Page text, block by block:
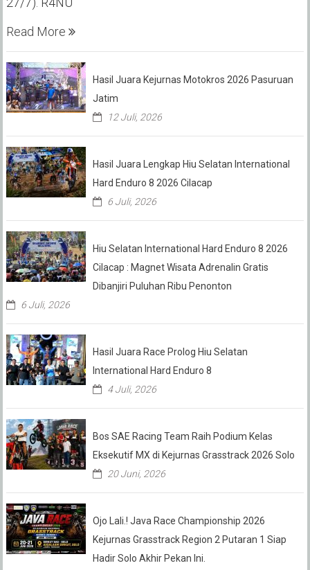
Read More
Hasil Juara Kejurnas Motokros 2026 Pasuruan
Jatim
12 Juli, 2026
Hasil Juara Lengkap Hiu Selatan International
Hard Enduro 8 2026 Cilacap
6 Juli, 2026
Hiu Selatan International Hard Enduro 8 2026
Cilacap : Magnet Wisata Adrenalin Gratis
Dibanjiri Puluhan Ribu Penonton
6 Juli, 2026
Hasil Juara Race Prolog Hiu Selatan
International Hard Enduro 8
4 Juli, 2026
Bos SAE Racing Team Raih Podium Kelas
Eksekutif MX di Kejurnas Grasstrack 2026 Solo
20 Juni, 2026
Ojo Lali.! Java Race Championship 2026
Kejurnas Grasstrack Region 2 Putaran 1 Siap
Hadir Solo Akhir Pekan Ini.